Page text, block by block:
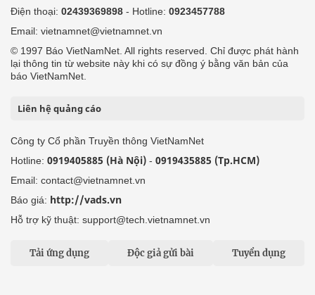
Điện thoại: 02439369898 - Hotline: 0923457788
Email: vietnamnet@vietnamnet.vn
© 1997 Báo VietNamNet. All rights reserved. Chỉ được phát hành
lại thông tin từ website này khi có sự đồng ý bằng văn bản của
báo VietNamNet.
Liên hệ quảng cáo
Công ty Cổ phần Truyền thông VietNamNet
Hotline: 0919405885 (Hà Nội) - 0919435885 (Tp.HCM)
Email: contact@vietnamnet.vn
Báo giá: http://vads.vn
Hỗ trợ kỹ thuật: support@tech.vietnamnet.vn
Tải ứng dụng Độc giả gửi bài Tuyển dụng